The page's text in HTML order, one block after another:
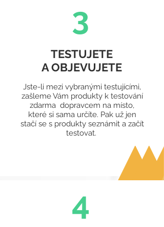
3
TESTUJETE
A OBJEVUJETE
Jste-li mezi vybranými testujícími,
zašleme Vám produkty k testování
zdarma dopravcem na místo,
které si sama určíte. Pak už jen
stačí se s produkty seznámit a začít
testovat.
4